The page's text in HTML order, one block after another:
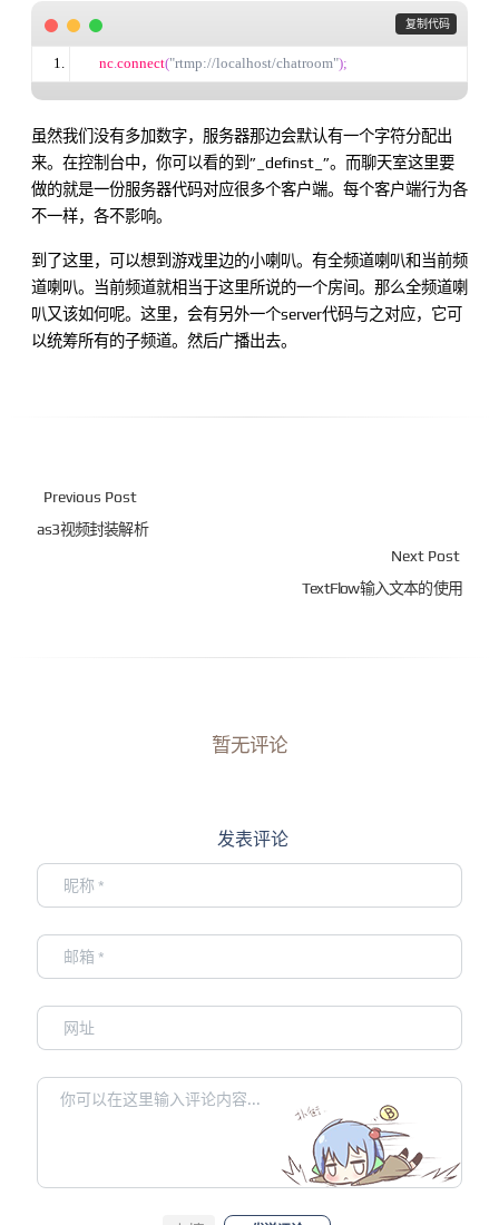
复制代码
    nc
.connect("rtmp://localhost/chatroom");
虽然我们没有多加数字，服务器那边会默认有一个字符分配出
来。在控制台中，你可以看的到”_definst_”。而聊天室这里要
做的就是一份服务器代码对应很多个客户端。每个客户端行为各
不一样，各不影响。
到了这里，可以想到游戏里边的小喇叭。有全频道喇叭和当前频
道喇叭。当前频道就相当于这里所说的一个房间。那么全频道喇
叭又该如何呢。这里，会有另外一个server代码与之对应，它可
以统筹所有的子频道。然后广播出去。
Previous Post
as3视频封装解析
Next Post
TextFlow输入文本的使用
暂无评论
发表评论